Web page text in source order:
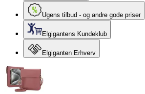
Ugens tilbud - og andre gode priser
Elgigantens Kundeklub
Elgiganten Erhverv